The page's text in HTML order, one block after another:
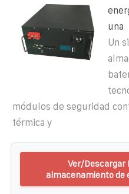
una
Un
módulos de seguridad
térmica y
Ver/Descargar
almacenamiento de